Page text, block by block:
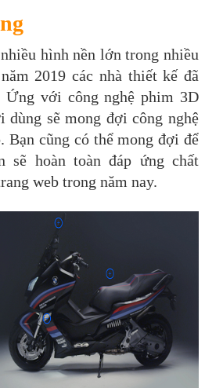
hình nền lớn trong nhiều
2019 các nhà thiết kế đã
Ứng với công nghệ phim 3D
dùng sẽ mong đợi công nghệ
Bạn cũng có thể mong đợi để
sẽ hoàn toàn đáp ứng chất
web trong năm nay.